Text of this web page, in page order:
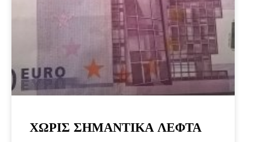
ΧΩΡΙΣ ΣΗΜΑΝΤΙΚΑ ΛΕΦΤΑ